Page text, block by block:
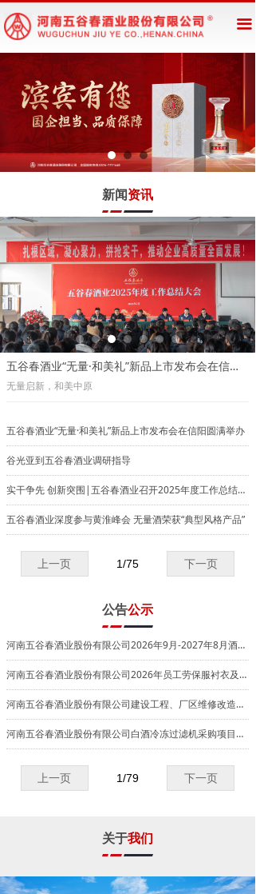
끀
网站首页
企业概况
新闻资讯
公告公示
产品展示
五谷春酒业“无量·和美礼”新品上市发布会在信阳圆满举办
谷光亚到五谷春酒业调研指导
实干争先 创新突围|五谷春酒业召开2025年度工作总结大会
五谷春酒业深度参与黄淮峰会 无量酒荣获“典型风格产品”
上一页 下一页
1/75
五谷春酒业“无量·和美礼”新品上市发布会在信阳圆满举办
无量启新，和美中原
新闻资讯
公告公示
河南五谷春酒业股份有限公司2026年9月-2027年8月酒糟出售招标公告
河南五谷春酒业股份有限公司2026年员工劳保服衬衣及T恤采购竞争性谈判公告
河南五谷春酒业股份有限公司建设工程、厂区维修改造工程设计、造价、监理服务项目中标公示
河南五谷春酒业股份有限公司白酒冷冻过滤机采购项目中标公示
上一页 下一页
1/79
关于我们